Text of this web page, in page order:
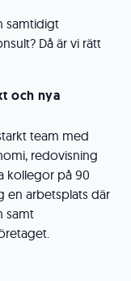
samtidigt
Då är vi rätt
och nya
team med
redovisning
kollegor på 90
en arbetsplats där
samt